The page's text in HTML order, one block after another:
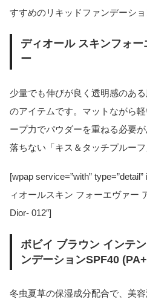
すすめのリキッドファンデーショ
ディオール スキンフォ
ー
少量でも伸びが良く透明感のあ
のアイテムです。マットながら
ープ力でパウダーを重ねる必要
落ちない「キス＆タッチプルーフ
[wpap service=”with”
ィオールスキン フォーエヴァー
Dior- 012″]
ボビイ ブラウン インテ
ンデーションSPF40
冬虫夏草の保湿成分配合で、美